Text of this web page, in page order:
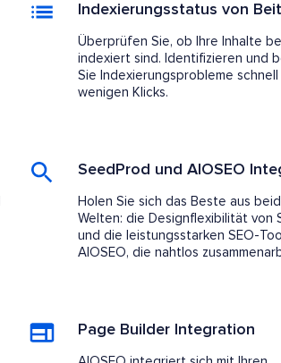
Indexierungsstatus von
Überprüfen Sie, ob Ihre Inhalte
indexiert sind. Identifizieren und
Sie Indexierungsprobleme schnell
wenigen Klicks.
SeedProd und AIOSEO
Holen Sie sich das Beste aus
Welten: die Designflexibilität von
und die leistungsstarken SEO-
AIOSEO, die nahtlos
Page Builder Integration